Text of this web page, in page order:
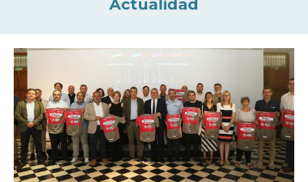
Actualidad